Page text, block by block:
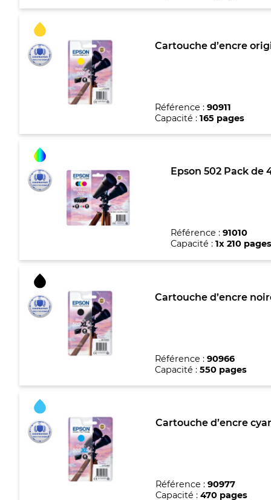
Cartouche d’encre
Référence : 90911
Capacité : 165 pages
Epson 502 Pack de
Référence :91010
Capacité :1x 210
Cartouche d’encre
Référence :90966
Capacité :550 pages
Cartouche d’encre
Référence : 90977
Capacité : 470 pages